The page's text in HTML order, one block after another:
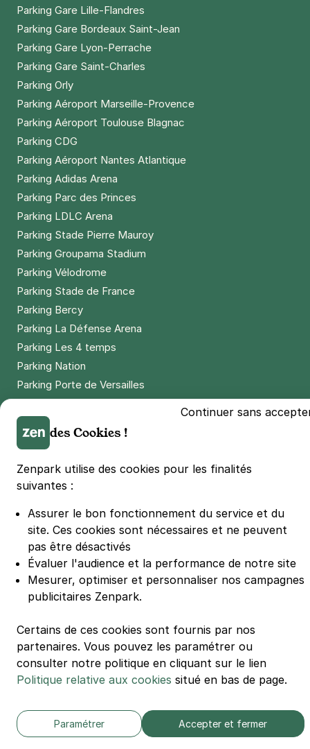
Parking Gare Lille-Flandres
Parking Gare Bordeaux Saint-Jean
Parking Gare Lyon-Perrache
Parking Gare Saint-Charles
Parking Orly
Parking Aéroport Marseille-Provence
Parking Aéroport Toulouse Blagnac
Parking CDG
Parking Aéroport Nantes Atlantique
Parking Adidas Arena
Parking Parc des Princes
Parking LDLC Arena
Parking Stade Pierre Mauroy
Parking Groupama Stadium
Parking Vélodrome
Parking Stade de France
Parking Bercy
Parking La Défense Arena
Parking Les 4 temps
Parking Nation
Parking Porte de Versailles
Parking Euralille
Parking Casino Barrière Lille
🌍 Passer de 130 à 110 km/h sur autoroute réduit votre
#SeDéplacerMoinsPolluer
© Zenpark 2012 - 2026 - Tous droits réservés - Fabriqué avec soin à
Continuer sans
des Cookies !
Zenpark utilise des cookies pour les finalités
suivantes :
Assurer le bon fonctionnement du service et du
site. Ces cookies sont nécessaires et ne peuvent
pas être désactivés
Évaluer l'audience et la performance de notre site
Mesurer, optimiser et personnaliser nos campagnes
publicitaires Zenpark.
Certains de ces cookies sont fournis par nos
partenaires. Vous pouvez les paramétrer ou
consulter notre politique en cliquant sur le lien
Politique relative aux cookies situé en bas de page.
Paramétrer Accepter et fermer